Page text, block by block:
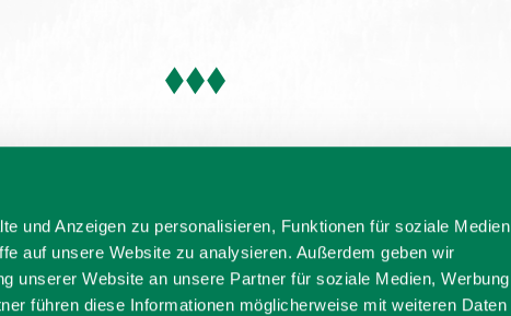
und Anzeigen zu personalisieren, Funktionen für soziale Medien
auf unsere Website zu analysieren. Außerdem geben wir
unserer Website an unsere Partner für soziale Medien, Werbung
führen diese Informationen möglicherweise mit weiteren Daten